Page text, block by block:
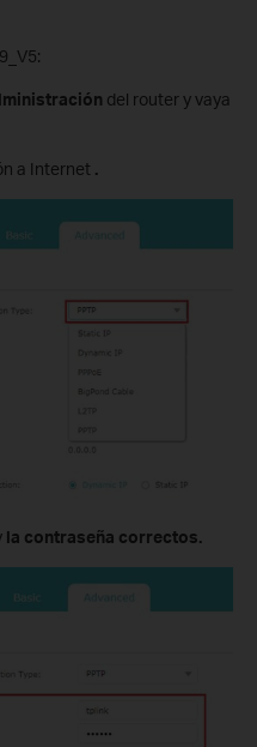
del router y vaya
a Internet .
la contraseña correctos.